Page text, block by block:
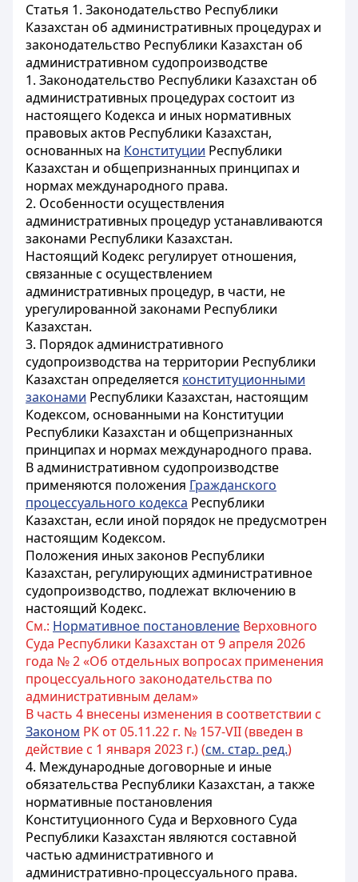
Статья 1. Законодательство Республики
Казахстан об административных процедурах и
законодательство Республики Казахстан об
административном судопроизводстве
1. Законодательство Республики Казахстан об
административных процедурах состоит из
настоящего Кодекса и иных нормативных
правовых актов Республики Казахстан,
основанных на Конституции Республики
Казахстан и общепризнанных принципах и
нормах международного права.
2. Особенности осуществления
административных процедур устанавливаются
законами Республики Казахстан.
Настоящий Кодекс регулирует отношения,
связанные с осуществлением
административных процедур, в части, не
урегулированной законами Республики
Казахстан.
3. Порядок административного
судопроизводства на территории Республики
Казахстан определяется конституционными
законами Республики Казахстан, настоящим
Кодексом, основанными на Конституции
Республики Казахстан и общепризнанных
принципах и нормах международного права.
В административном судопроизводстве
применяются положения Гражданского
процессуального кодекса Республики
Казахстан, если иной порядок не предусмотрен
настоящим Кодексом.
Положения иных законов Республики
Казахстан, регулирующих административное
судопроизводство, подлежат включению в
настоящий Кодекс.
См.: Нормативное постановление Верховного
Суда Республики Казахстан от 9 апреля 2026
года № 2 «Об отдельных вопросах применения
процессуального законодательства по
административным делам»
В часть 4 внесены изменения в соответствии с
Законом РК от 05.11.22 г. № 157-VII (введен в
действие с 1 января 2023 г.) (см. стар. ред.)
4. Международные договорные и иные
обязательства Республики Казахстан, а также
нормативные постановления
Конституционного Суда и Верховного Суда
Республики Казахстан являются составной
частью административного и
административно-процессуального права.